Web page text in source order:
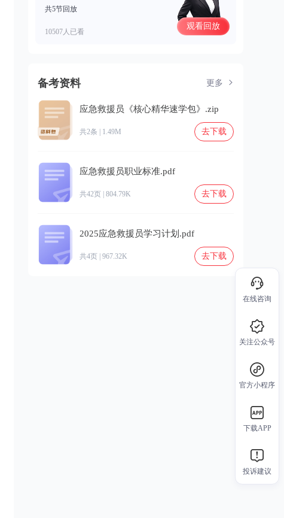
共5节回放
10507人已看
观看回放
备考资料 更多
应急救援员《核心精华速学包》.zip
共2条 | 1.49M 去下载
应急救援员职业标准.pdf
共42页 | 804.79K 去下载
2025应急救援员学习计划.pdf
共4页 | 967.32K 去下载
在线咨询
关注公众号
官方小程序
下载APP
投诉建议